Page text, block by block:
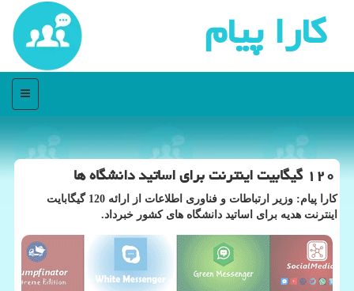
كارا پیام
منو
۱۲۰ گیگابیت اینترنت برای اساتید دانشگاه ها
كارا پیام: وزیر ارتباطات و فناوری اطلاعات از ارائه 120 گیگابایت
اینترنت هدیه برای اساتید دانشگاه های كشور خبرداد.